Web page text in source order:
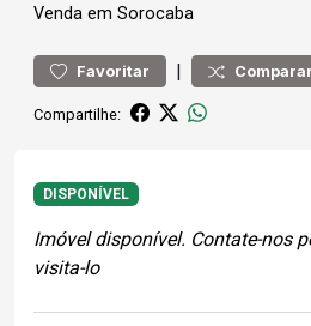
Venda em Sorocaba
Favoritar | Comparar
Compartilhe:
DISPONÍVEL
Imóvel disponível. Contate-nos
visita-lo